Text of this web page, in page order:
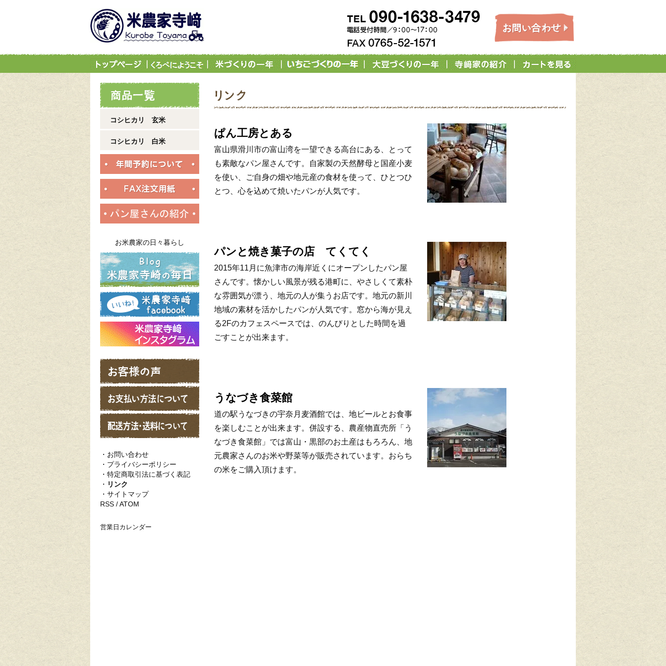
ぱん工房とある
富山県滑川市の富山湾を一望できる高台にある、とって
も素敵なパン屋さんです。自家製の天然酵母と国産小麦
を使い、ご自身の畑や地元産の食材を使って、ひとつひ
とつ、心を込めて焼いたパンが人気です。
パンと焼き菓子の店 てくてく
2015年11月に魚津市の海岸近くにオープンしたパン屋
さんです。懐かしい風景が残る港町に、やさしくて素朴
な雰囲気が漂う、地元の人が集うお店です。地元の新川
地域の素材を活かしたパンが人気です。窓から海が見え
る2Fのカフェスペースでは、のんびりとした時間を過
ごすことが出来ます。
うなづき食菜館
道の駅うなづきの宇奈月麦酒館では、地ビールとお食事
を楽しむことが出来ます。併設する、農産物直売所「う
なづき食菜館」では富山・黒部のお土産はもろろん、地
元農家さんのお米や野菜等が販売されています。おらち
の米をご購入頂けます。
コシヒカリ 玄米
コシヒカリ 白米
お米農家の日々暮らし
・ お問い合わせ
・ プライバシーポリシー
・ 特定商取引法に基づく表記
・ リンク
・ サイトマップ
RSS /ATOM
営業日カレンダー